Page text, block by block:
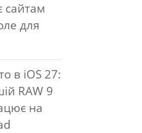
сайтам
для
в iOS 27:
RAW 9
на